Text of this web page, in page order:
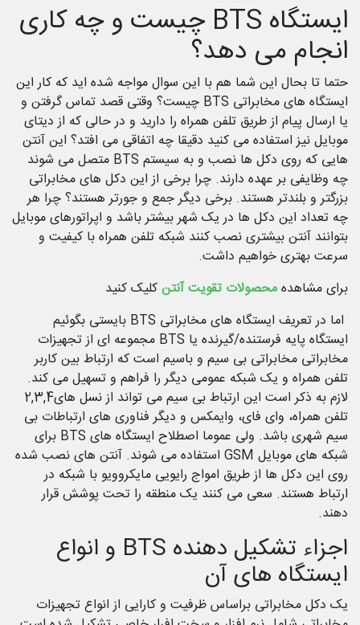
ایستگاه BTS چیست و چه کاری
انجام می دهد؟
حتما تا بحال این شما هم با این سوال مواجه شده اید که کار این
ایستگاه های مخابراتی BTS چیست؟ وقتی قصد تماس گرفتن و
یا ارسال پیام از طریق تلفن همراه را دارید و در حالی که از دیتای
موبایل نیز استفاده می کنید دقیقا چه اتفاقی می افتد؟ این آنتن
هایی که روی دکل ها نصب و به سیستم BTS متصل می شوند
چه وظایفی بر عهده دارند. چرا برخی از این دکل های مخابراتی
بزرگتر و بلندتر هستند. برخی دیگر جمع و جورتر هستند؟ چرا هر
چه تعداد این دکل ها در یک شهر بیشتر باشد و اپراتورهای موبایل
بتوانند آنتن بیشتری نصب کنند شبکه تلفن همراه با کیفیت و
سرعت بهتری خواهیم داشت.
برای مشاهدهمحصولات تقویت آنتنکلیک کنید
اما در تعریف ایستگاه های مخابراتی BTS بایستی بگوئیم
ایستگاه پایه فرستنده/گیرنده یا BTS مجموعه ای از تجهیزات
مخابراتی مخابراتی بی سیم و باسیم است که ارتباط بین کاربر
تلفن همراه و یک شبکه عمومی دیگر را فراهم و تسهیل می کند.
لازم به ذکر است این ارتباط بی سیم می تواند از نسل های2,3,4
تلفن همراه، وای فای، وایمکس و دیگر فناوری های ارتباطات بی
سیم شهری باشد. ولی عموما اصطلاح ایستگاه های BTS برای
شبکه های موبایل GSM استفاده می شوند. آنتن های نصب شده
روی این دکل ها از طریق امواج رایویی مایکروویو با شبکه در
ارتباط هستند. سعی می کنند یک منطقه را تحت پوشش قرار
دهند.
اجزاء تشکیل دهنده BTS و انواع
ایستگاه های آن
یک دکل مخابراتی براساس ظرفیت و کارایی از انواع تجهیزات